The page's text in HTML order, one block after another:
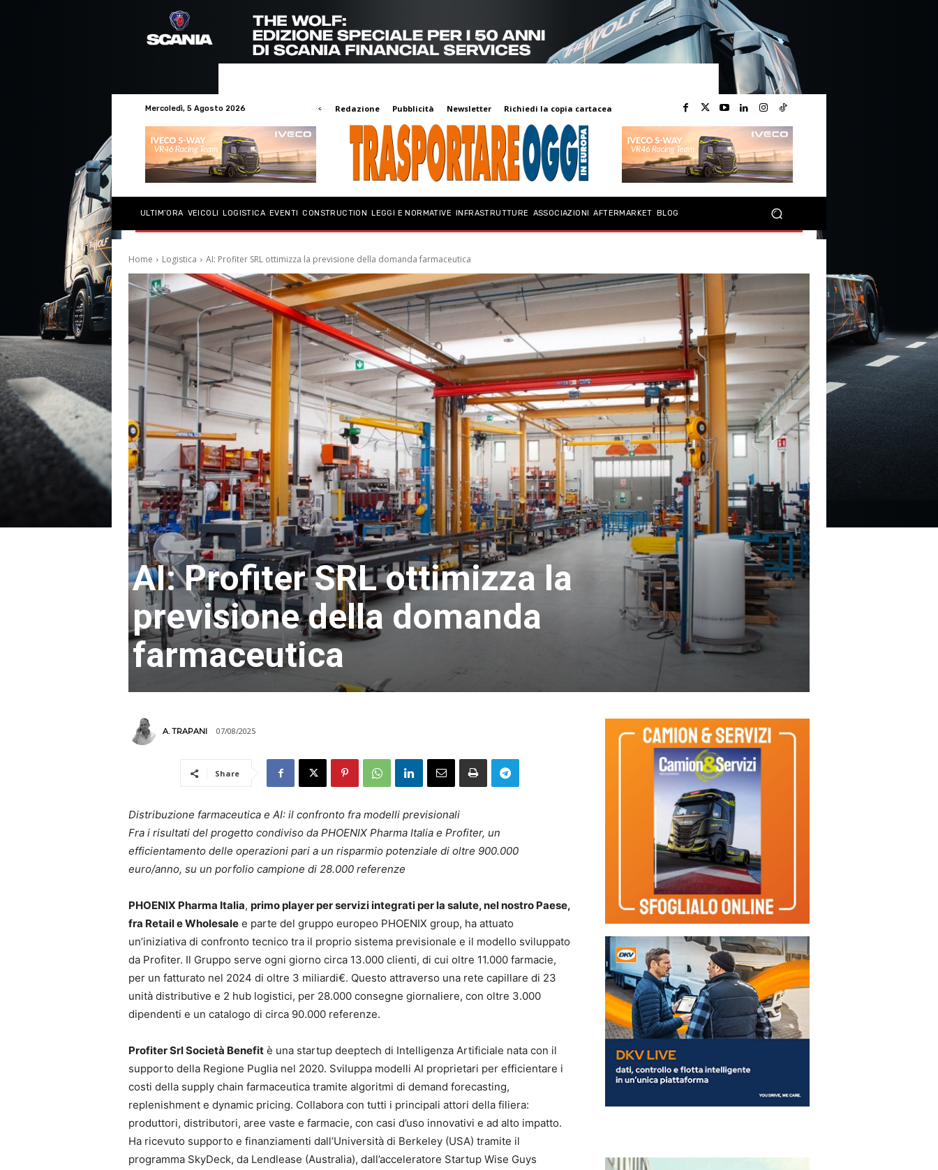
Mercoledì, 5 Agosto 2026 Redazione Pubblicità Newsletter Richiedi la copia cartacea
ULTIM’ORA VEICOLI LOGISTICA EVENTI CONSTRUCTION LEGGI E NORMATIVE INFRASTRUTTURE ASSOCIAZIONI AFTERMARKET BLOG
Home Logistica AI: Profiter SRL ottimizza la previsione della domanda farmaceutica
AI: Profiter SRL ottimizza la
previsione della domanda
farmaceutica
A. TRAPANI 07/08/2025
Share
Distribuzione farmaceutica e AI: il confronto fra modelli previsionali
Fra i risultati del progetto condiviso da PHOENIX Pharma Italia e Profiter, un
efficientamento delle operazioni pari a un risparmio potenziale di oltre 900.000
euro/anno, su un porfolio campione di 28.000 referenze
PHOENIX Pharma Italia, primo player per servizi integrati per la salute, nel nostro Paese,
fra Retail e Wholesale e parte del gruppo europeo PHOENIX group, ha attuato
un’iniziativa di confronto tecnico tra il proprio sistema previsionale e il modello sviluppato
da Profiter. Il Gruppo serve ogni giorno circa 13.000 clienti, di cui oltre 11.000 farmacie,
per un fatturato nel 2024 di oltre 3 miliardi€. Questo attraverso una rete capillare di 23
unità distributive e 2 hub logistici, per 28.000 consegne giornaliere, con oltre 3.000
dipendenti e un catalogo di circa 90.000 referenze.
Profiter Srl Società Benefit è una startup deeptech di Intelligenza Artificiale nata con il
supporto della Regione Puglia nel 2020. Sviluppa modelli AI proprietari per efficientare i
costi della supply chain farmaceutica tramite algoritmi di demand forecasting,
replenishment e dynamic pricing. Collabora con tutti i principali attori della filiera:
produttori, distributori, aree vaste e farmacie, con casi d’uso innovativi e ad alto impatto.
Ha ricevuto supporto e finanziamenti dall’Università di Berkeley (USA) tramite il
programma SkyDeck, da Lendlease (Australia), dall’acceleratore Startup Wise Guys